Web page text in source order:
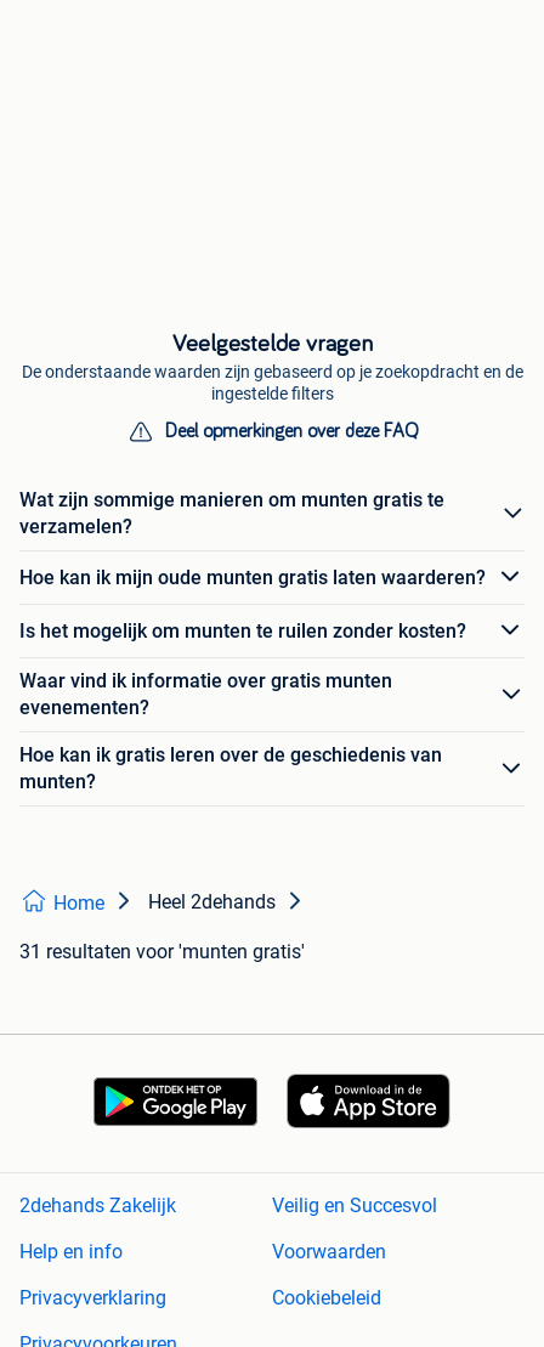
Veelgestelde vragen
De onderstaande waarden zijn gebaseerd op je zoekopdracht en de
ingestelde filters
Deel opmerkingen over deze FAQ
Wat zijn sommige manieren om munten gratis te
verzamelen?
Hoe kan ik mijn oude munten gratis laten waarderen?
Is het mogelijk om munten te ruilen zonder kosten?
Waar vind ik informatie over gratis munten
evenementen?
Hoe kan ik gratis leren over de geschiedenis van
munten?
Home Heel 2dehands
31 resultaten voor 'munten gratis'
2dehands Zakelijk
Veilig en Succesvol
Help en info
Voorwaarden
Privacyverklaring
Cookiebeleid